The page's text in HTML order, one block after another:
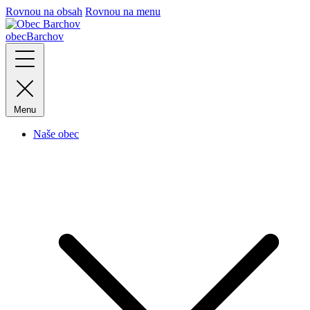
Rovnou na obsah Rovnou na menu
obecBarchov
Menu
Naše obec